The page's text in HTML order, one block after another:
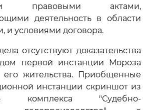
правовыми актами,
деятельность в области
и условиями договора.
отсутствуют доказательства
первой инстанции Мороза
жительства. Приобщенные
инстанции скриншот из
комплекса "Судебно-